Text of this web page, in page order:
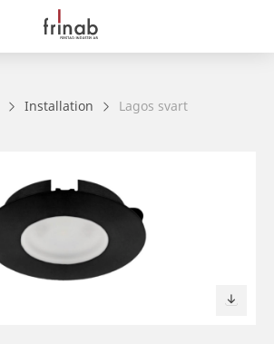
Installation Lagos svart